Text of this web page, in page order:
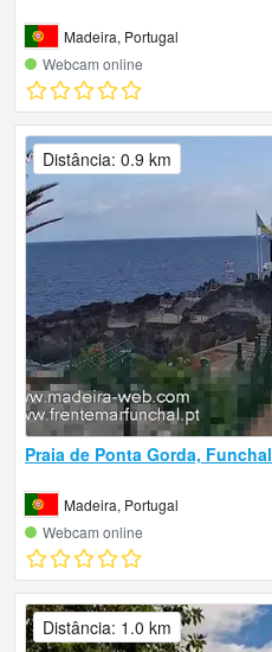
Madeira, Portugal
Webcam online
Praia de Ponta Gorda, Funchal
Madeira, Portugal
Webcam online
Distância: 0.9 km
Distância: 1.0 km